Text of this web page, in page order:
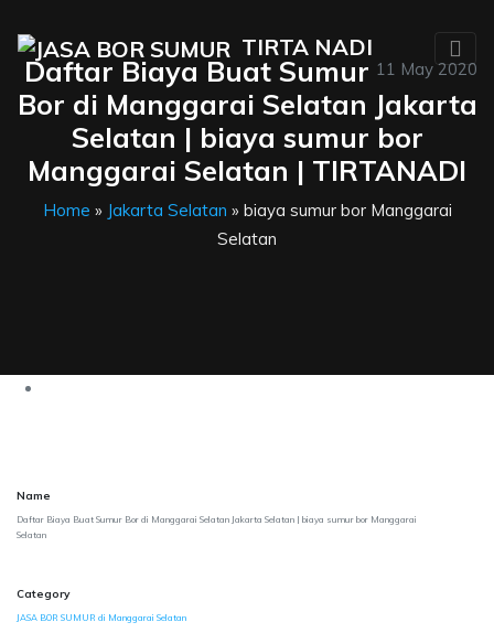
TIRTA NADI
11 May 2020
Daftar Biaya Buat Sumur
Bor di Manggarai Selatan Jakarta
Selatan | biaya sumur bor
Manggarai Selatan | TIRTANADI
Home » Jakarta Selatan » biaya sumur bor Manggarai
Selatan
Name
Daftar Biaya Buat Sumur Bor di Manggarai Selatan Jakarta Selatan | biaya sumur bor Manggarai
Selatan
Category
JASA BOR SUMUR di Manggarai Selatan